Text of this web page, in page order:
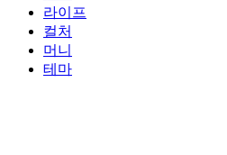
라이프
컬처
머니
테마